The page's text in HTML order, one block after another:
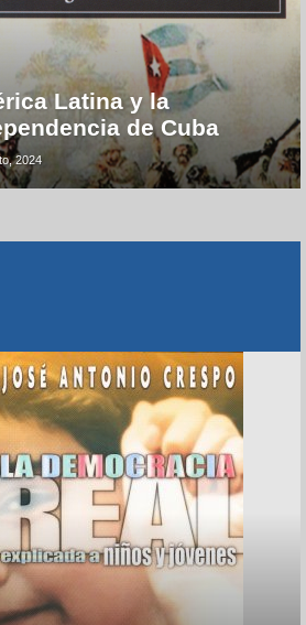
Latina y la
de Cuba
2024